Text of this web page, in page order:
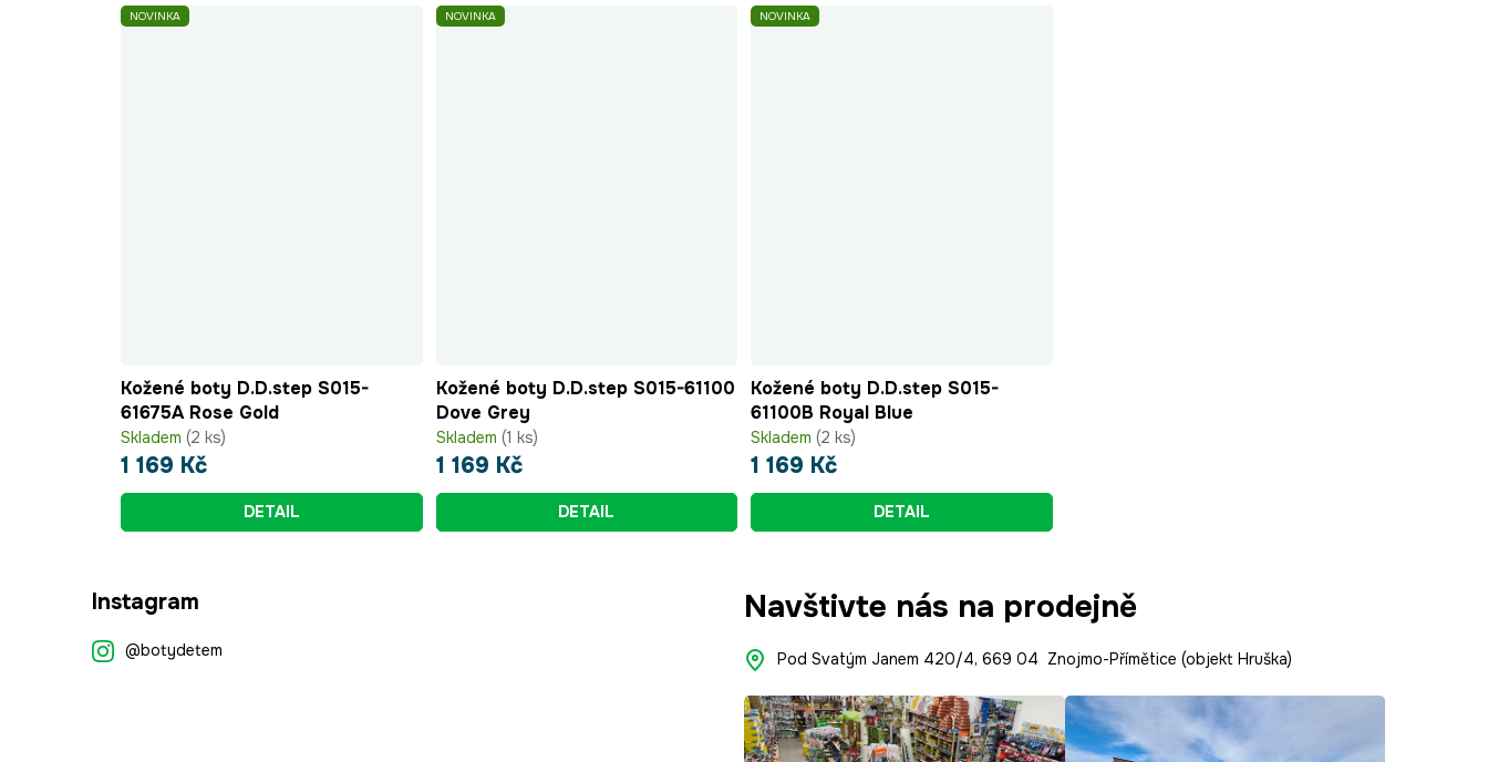
NOVINKA
Kožené boty D.D.step S015-
61675A Rose Gold
Skladem (2 ks)
1 169 Kč
DETAIL
NOVINKA
Kožené boty D.D.step S015-61100
Dove Grey
Skladem (1 ks)
1 169 Kč
DETAIL
NOVINKA
Kožené boty D.D.step S015-
61100B Royal Blue
Skladem (2 ks)
1 169 Kč
DETAIL
Instagram
@botydetem
Navštivte nás na prodejně
Pod Svatým Janem 420/4, 669 04 Znojmo-Přímětice (objekt Hruška)